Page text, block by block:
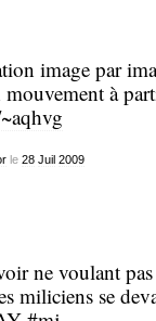
image par
mouvement à
le 28 Juil 2009
ne voulant
miliciens se